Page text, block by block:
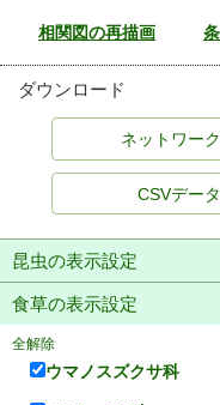
ダウンロード
CSVデータ
昆虫の表示設定
食草の表示設定
全解除
ウマノスズクサ科